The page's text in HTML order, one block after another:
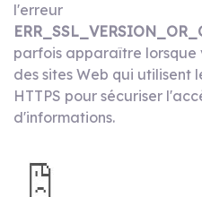
l'erreur
parfois apparaître lorsque
des sites Web qui utilisent
HTTPS pour sécuriser
d'informations.